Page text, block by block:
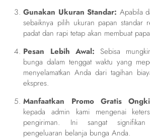
Gunakan Ukuran Standar: Apabila
sebaiknya pilih ukuran papan standar
padat dan rapi tetap akan membuat
Pesan Lebih Awal: Sebisa
bunga dalam tenggat waktu yang
menyelamatkan Anda dari tagihan
ekspres.
Manfaatkan Promo Gratis
kepada admin kami mengenai
pengiriman. Ini sangat signifikan
pengeluaran belanja bunga Anda.